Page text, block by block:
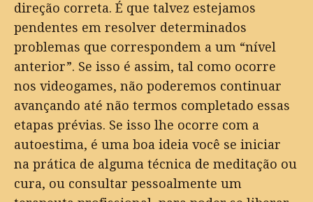
direção correta. É que talvez estejamos
pendentes em resolver determinados
problemas que correspondem a um “nível
anterior”. Se isso é assim, tal como ocorre
nos videogames, não poderemos continuar
avançando até não termos completado essas
etapas prévias. Se isso lhe ocorre com a
autoestima, é uma boa ideia você se iniciar
na prática de alguma técnica de meditação ou
cura, ou consultar pessoalmente um